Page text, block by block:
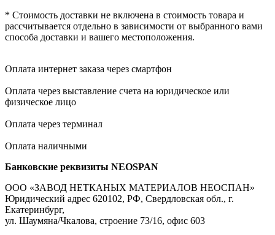
* Стоимость доставки не включена в стоимость товара и
рассчитывается отдельно в зависимости от выбранного вами
способа доставки и вашего местоположения.
Оплата интернет заказа через смартфон
Оплата через выставление счета на юридическое или
физическое лицо
Оплата через терминал
Оплата наличными
Банковские реквизиты NEOSPAN
ООО «ЗАВОД НЕТКАНЫХ МАТЕРИАЛОВ НЕОСПАН»
Юридический адрес 620102, РФ, Свердловская обл., г.
Екатеринбург,
ул. Шаумяна/Чкалова, строение 73/16, офис 603